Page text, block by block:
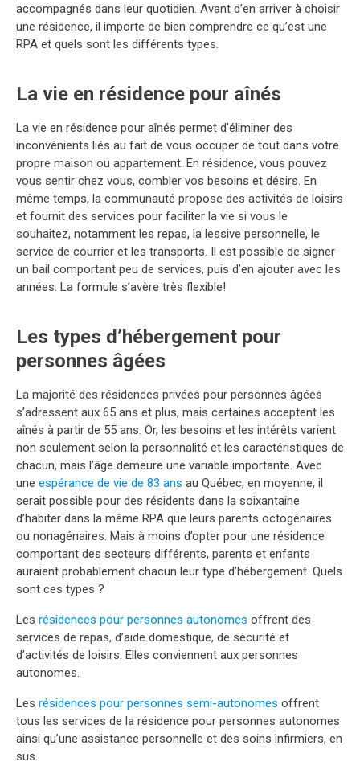
accompagnés dans leur quotidien. Avant d’en arriver à choisir
une résidence, il importe de bien comprendre ce qu’est une
RPA et quels sont les différents types.
La vie en résidence pour aînés
La vie en résidence pour aînés permet d’éliminer des
inconvénients liés au fait de vous occuper de tout dans votre
propre maison ou appartement. En résidence, vous pouvez
vous sentir chez vous, combler vos besoins et désirs. En
même temps, la communauté propose des activités de loisirs
et fournit des services pour faciliter la vie si vous le
souhaitez, notamment les repas, la lessive personnelle, le
service de courrier et les transports. Il est possible de signer
un bail comportant peu de services, puis d’en ajouter avec les
années. La formule s’avère très flexible!
Les types d’hébergement pour
personnes âgées
La majorité des résidences privées pour personnes âgées
s’adressent aux 65 ans et plus, mais certaines acceptent les
aînés à partir de 55 ans. Or, les besoins et les intérêts varient
non seulement selon la personnalité et les caractéristiques de
chacun, mais l’âge demeure une variable importante. Avec
une espérance de vie de 83 ans au Québec, en moyenne, il
serait possible pour des résidents dans la soixantaine
d’habiter dans la même RPA que leurs parents octogénaires
ou nonagénaires. Mais à moins d’opter pour une résidence
comportant des secteurs différents, parents et enfants
auraient probablement chacun leur type d’hébergement. Quels
sont ces types ?
Les résidences pour personnes autonomes offrent des
services de repas, d’aide domestique, de sécurité et
d’activités de loisirs. Elles conviennent aux personnes
autonomes.
Les résidences pour personnes semi-autonomes offrent
tous les services de la résidence pour personnes autonomes
ainsi qu’une assistance personnelle et des soins infirmiers, en
sus.